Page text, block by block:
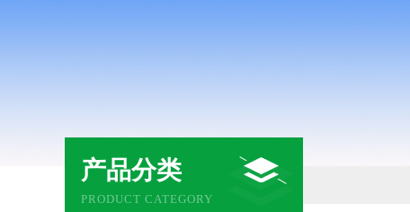
产品分类
PRODUCT CATEGORY